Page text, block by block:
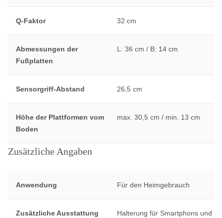
Q-Faktor 32 cm
Abmessungen der
Fußplatten
L: 36 cm / B: 14 cm
Sensorgriff-Abstand 26,5 cm
Höhe der Plattformen vom
Boden
max. 30,5 cm / min. 13 cm
Zusätzliche Angaben
Anwendung Für den Heimgebrauch
Zusätzliche Ausstattung
Halterung für Smartphons und